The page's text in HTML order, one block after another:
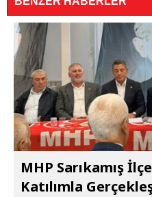
MHP Sarıkamış
Katılımla